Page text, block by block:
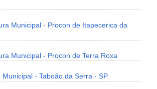
Municipal - Procon de Itapecerica da
Municipal - Procon de Terra Roxa
Municipal - Taboão da Serra - SP